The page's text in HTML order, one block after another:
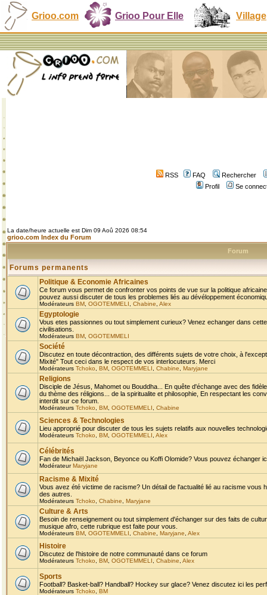
Grioo.com Grioo Pour Elle Village
RSS FAQ
Rechercher
Profil
Se
La date/heure actuelle est Dim 09 Aoû 2026 08:54
grioo.com Index du Forum
Forum
Forums permanents
Politique & Economie Africaines
Ce forum vous permet de confronter vos points de vue sur la politique
pouvez aussi discuter de tous les problemes liés au dévéloppement
Modérateurs BM OGOTEMMELI Chabine Alex
Egyptologie
Vous etes passionnes ou tout simplement curieux? Venez echanger dans
civilisations.
Modérateurs BM OGOTEMMELI
Société
Discutez en toute décontraction, des différents sujets de votre choix, à
Mixité" Tout ceci dans le respect de vos interlocuteurs. Merci
Modérateurs Tchoko BM OGOTEMMELI Chabine Maryjane
Religions
Disciple de Jésus, Mahomet ou Bouddha... En quête d'échange avec des
du thème des réligions... de la spiritualite et philosophie, En respectant les
interdit sur ce forum.
Modérateurs Tchoko BM OGOTEMMELI Chabine
Sciences & Technologies
Lieu approprié pour discuter de tous les sujets relatifs aux nouvelles
Modérateurs Tchoko BM OGOTEMMELI Alex
Célébrités
Fan de Michaël Jackson, Beyonce ou Koffi Olomide? Vous pouvez échanger
ModérateurMaryjane
Racisme & Mixité
Vous avez été victime de racisme? Un détail de l'actualité lié au racisme
des autres.
Modérateurs Tchoko Chabine Maryjane
Culture & Arts
Besoin de renseignement ou tout simplement d'échanger sur des faits de
musique afro, cette rubrique est faite pour vous.
Modérateurs BM OGOTEMMELI Chabine Maryjane Alex
Histoire
Discutez de l'histoire de notre communauté dans ce forum
Modérateurs Tchoko BM OGOTEMMELI Chabine Alex
Sports
Football? Basket-ball? Handball? Hockey sur glace? Venez discutez ici les
Modérateurs Tchoko BM